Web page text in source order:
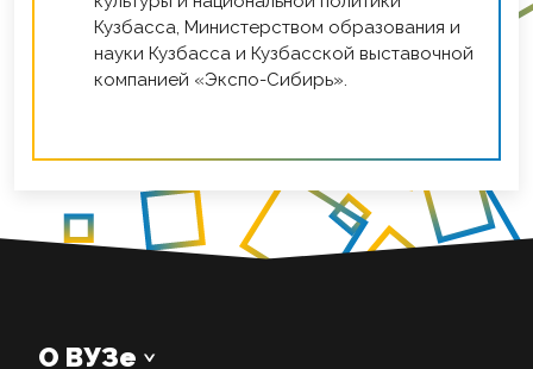
Кузбасса, Министерством образования и
науки Кузбасса и Кузбасской выставочной
компанией «Экспо-Сибирь».
О ВУЗе